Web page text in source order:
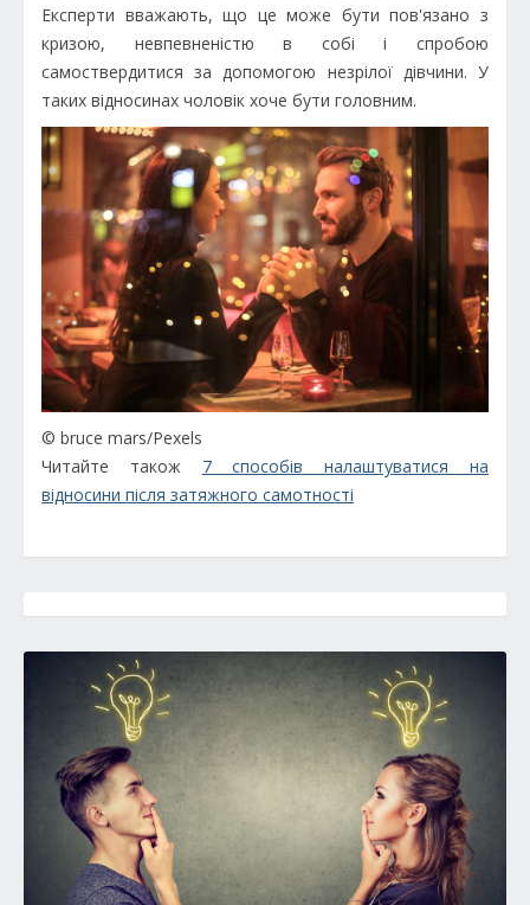
Експерти вважають, що це може бути пов'язано з
кризою, невпевненістю в собі і спробою
самоствердитися за допомогою незрілої дівчини. У
таких відносинах чоловік хоче бути головним.
© bruce mars/Pexels
Читайте також
7 способів налаштуватися на
відносини після затяжного самотності